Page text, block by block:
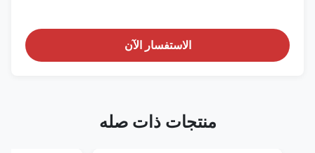
الاستفسار الآن
منتجات ذات صله